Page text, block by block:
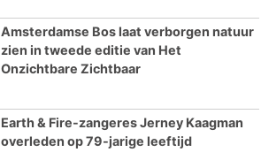
Amsterdamse Bos laat verborgen natuur
zien in tweede editie van Het
Onzichtbare Zichtbaar
Earth & Fire-zangeres Jerney Kaagman
overleden op 79-jarige leeftijd